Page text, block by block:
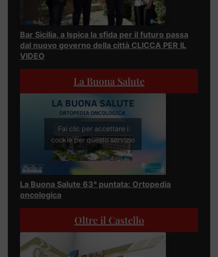
Bar Sicilia, a Ispica la sfida per il futuro passa
dal nuovo governo della città CLICCA PER IL
VIDEO
La Buona Salute
Fai clic per accettare i
cookie per questo servizio
La Buona Salute 63° puntata: Ortopedia
oncologica
Oltre il Castello